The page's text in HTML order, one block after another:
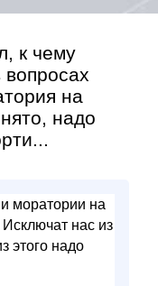
к чему
на
надо